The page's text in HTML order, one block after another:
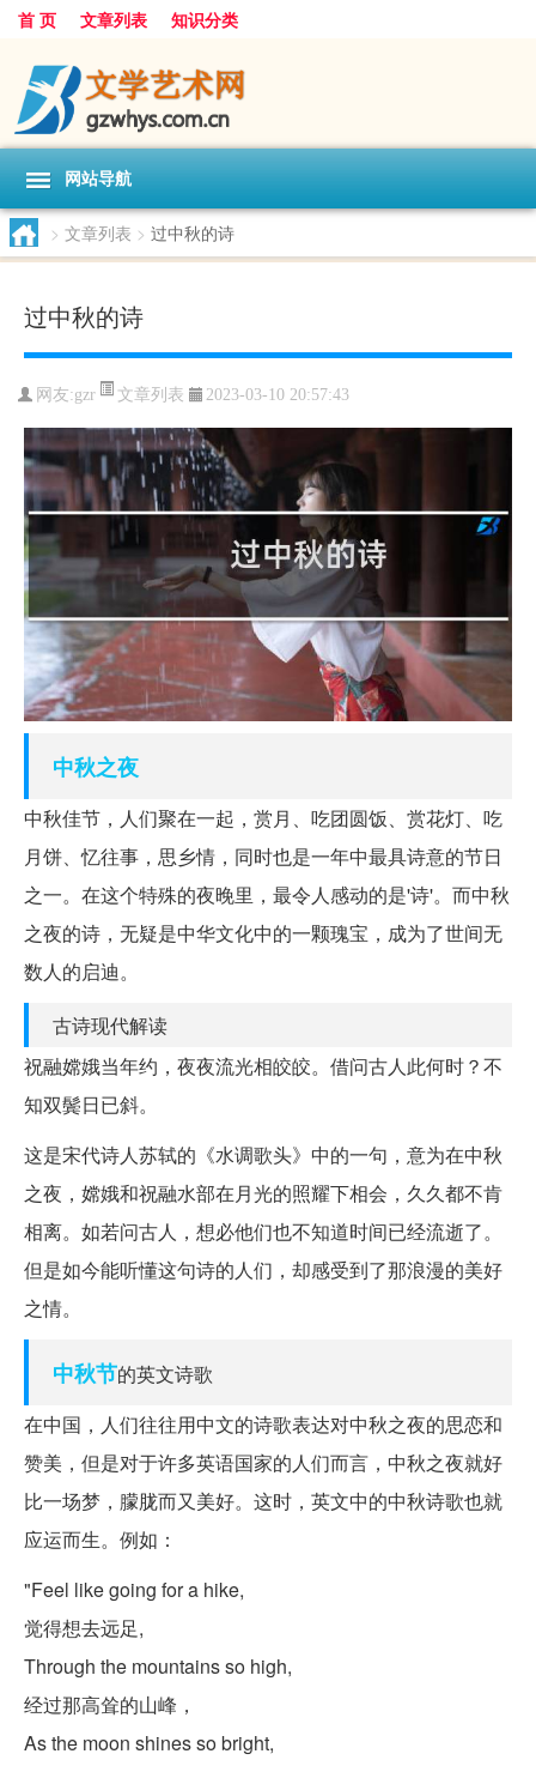
首 页 文章列表 知识分类
网站导航
> 文章列表 > 过中秋的诗
过中秋的诗
网友:gzr 文章列表 2023-03-10 20:57:43
中秋之夜
中秋佳节，人们聚在一起，赏月、吃团圆饭、赏花灯、吃
月饼、忆往事，思乡情，同时也是一年中最具诗意的节日
之一。在这个特殊的夜晚里，最令人感动的是'诗'。而中秋
之夜的诗，无疑是中华文化中的一颗瑰宝，成为了世间无
数人的启迪。
古诗现代解读
祝融嫦娥当年约，夜夜流光相皎皎。借问古人此何时？不
知双鬓日已斜。
这是宋代诗人苏轼的《水调歌头》中的一句，意为在中秋
之夜，嫦娥和祝融水部在月光的照耀下相会，久久都不肯
相离。如若问古人，想必他们也不知道时间已经流逝了。
但是如今能听懂这句诗的人们，却感受到了那浪漫的美好
之情。
中秋节的英文诗歌
在中国，人们往往用中文的诗歌表达对中秋之夜的思恋和
赞美，但是对于许多英语国家的人们而言，中秋之夜就好
比一场梦，朦胧而又美好。这时，英文中的中秋诗歌也就
应运而生。例如：
"Feel like going for a hike,
觉得想去远足,
Through the mountains so high,
经过那高耸的山峰，
As the moon shines so bright,